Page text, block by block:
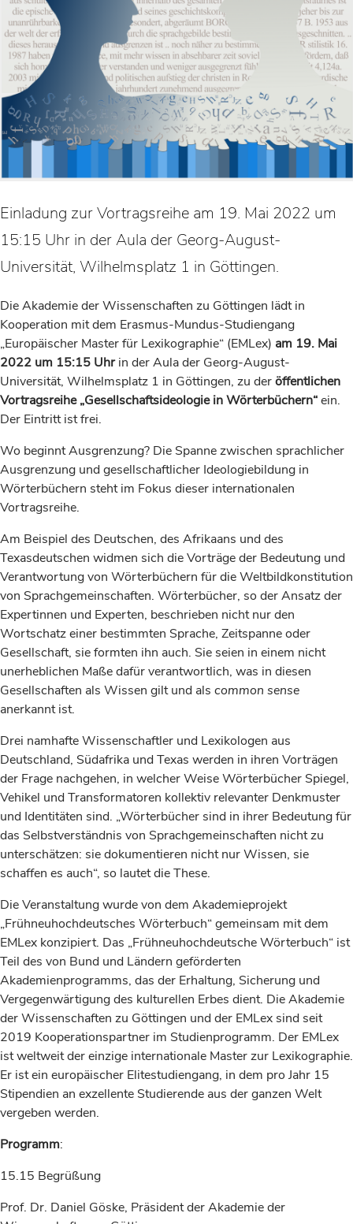
Einladung zur Vortragsreihe am 19. Mai 2022 um
15:15 Uhr in der Aula der Georg-August-
Universität, Wilhelmsplatz 1 in Göttingen.
Die Akademie der Wissenschaften zu Göttingen lädt in
Kooperation mit dem Erasmus-Mundus-Studiengang
„Europäischer Master für Lexikographie“ (EMLex) am 19. Mai
2022 um 15:15 Uhrin der Aula der Georg-August-
Universität, Wilhelmsplatz 1 in Göttingen, zu deröffentlichen
Vortragsreihe „Gesellschaftsideologie in Wörterbüchern“ein.
Der Eintritt ist frei.
Wo beginnt Ausgrenzung? Die Spanne zwischen sprachlicher
Ausgrenzung und gesellschaftlicher Ideologiebildung in
Wörterbüchern steht im Fokus dieser internationalen
Vortragsreihe.
Am Beispiel des Deutschen, des Afrikaans und des
Texasdeutschen widmen sich die Vorträge der Bedeutung und
Verantwortung von Wörterbüchern für die Weltbildkonstitution
von Sprachgemeinschaften. Wörterbücher, so der Ansatz der
Expertinnen und Experten, beschrieben nicht nur den
Wortschatz einer bestimmten Sprache, Zeitspanne oder
Gesellschaft, sie formten ihn auch. Sie seien in einem nicht
unerheblichen Maße dafür verantwortlich, was in diesen
Gesellschaften als Wissen gilt und als common sense
anerkannt ist.
Drei namhafte Wissenschaftler und Lexikologen aus
Deutschland, Südafrika und Texas werden in ihren Vorträgen
der Frage nachgehen, in welcher Weise Wörterbücher Spiegel,
Vehikel und Transformatoren kollektiv relevanter Denkmuster
und Identitäten sind. „Wörterbücher sind in ihrer Bedeutung für
das Selbstverständnis von Sprachgemeinschaften nicht zu
unterschätzen: sie dokumentieren nicht nur Wissen, sie
schaffen es auch“, so lautet die These.
Die Veranstaltung wurde von dem Akademieprojekt
„Frühneuhochdeutsches Wörterbuch“ gemeinsam mit dem
EMLex konzipiert. Das „Frühneuhochdeutsche Wörterbuch“ ist
Teil des von Bund und Ländern geförderten
Akademienprogramms, das der Erhaltung, Sicherung und
Vergegenwärtigung des kulturellen Erbes dient. Die Akademie
der Wissenschaften zu Göttingen und der EMLex sind seit
2019 Kooperationspartner im Studienprogramm. Der EMLex
ist weltweit der einzige internationale Master zur Lexikographie.
Er ist ein europäischer Elitestudiengang, in dem pro Jahr 15
Stipendien an exzellente Studierende aus der ganzen Welt
vergeben werden.
Programm:
15.15 Begrüßung
Prof. Dr. Daniel Göske, Präsident der Akademie der